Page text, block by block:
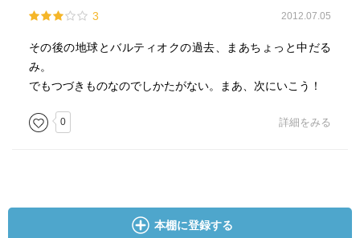
3 2012.07.05
その後の地球とバルティオクの過去、まあちょっと中だる
み。
でもつづきものなのでしかたがない。まあ、次にいこう！
0 詳細をみる
本棚に登録する